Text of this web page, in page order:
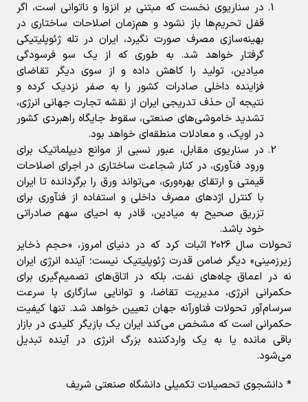
در سناریوی نخست که مبتنی بر انزوا و ناتوانی است، اگر
قفل تحریم‌ها باز نشود و هم‌زمان اصلاحات ساختاری در
بهینه‌سازی مصرف صورت نگیرد، ایران در تله ژئوپلیتیکی
گرفتار خواهد شد. به طوری که از یک سو فرسودگی
میادین، تولید را کاهش داده و از سوی دیگر تقاضای
فزاینده داخلی صادرات کشور را به صفر نزدیک کرده و
نتیجه آن حذف تدریجی ایران از نقشه تجارت جهانی انرژی،
تشدید خاموشی‌های صنعتی، سقوط جایگاه راهبردی کشور
در اوپک، و معادلات منطقه‌ای خواهد بود.
در سناریوی مقابل، عبور نسبی از موانع دیپلماتیک برای
ورود فنآوری، در کنار شجاعت ساختاری در اجرای اصلاحات
قیمتی و ارتقای بهره‌وری، می‌تواند ورق را برگردانده تا ایران
با کنترل اژدهای مصرف داخلی و استفاده از فنآوری برای
تزریق صحیح به میادین، قادر به احیای سهم صادراتی
خود باشد.
تحولات سال ۲۰۲۶ اثبات کرد که در دنیای امروز، «حجم ذخایر
زیرزمینی» دیگر ضامن قدرت ژئوپلیتیک نیست؛ آینده انرژی ایران
نه در اعماق چاه‌های نفت، بلکه در اتاق‌های تصمیم‌گیری برای
حکمرانی انرژی، مدیریت تقاضا، و توانایی سازگاری با سرعت
سرسام‌آور تحولات فناورآنه جهان تعیین خواهد شد. تنها کیفیت
حکمرانی است که مشخص می‌کند ایران یک بازیگر کلیدی در بازار
باقی مانده یا به یک واردکننده بزرگ انرژی در آینده تبدیل
می‌شود.
* دانشجوی تحصیلات تکمیلی دانشگاه صنعتی شریف